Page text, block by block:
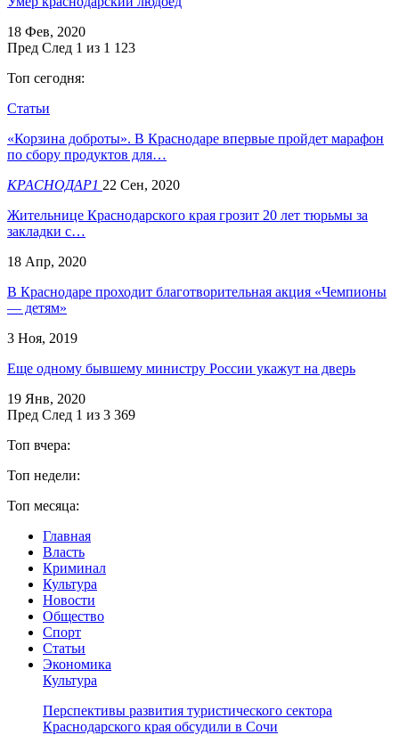
18 Фев, 2020
Пред След 1 из 1 123
Топ сегодня:
Статьи
«Корзина доброты». В Краснодаре впервые пройдет марафон
по сбору продуктов для…
КРАСНОДАР1 22 Сен, 2020
Жительнице Краснодарского края грозит 20 лет тюрьмы за
закладки с…
18 Апр, 2020
В Краснодаре проходит благотворительная акция «Чемпионы
— детям»
3 Ноя, 2019
Еще одному бывшему министру России укажут на дверь
19 Янв, 2020
Пред След 1 из 3 369
Топ вчера:
Топ недели:
Топ месяца:
Главная
Власть
Криминал
Культура
Новости
Общество
Спорт
Статьи
Экономика
Культура
Перспективы развития туристического сектора
Краснодарского края обсудили в Сочи